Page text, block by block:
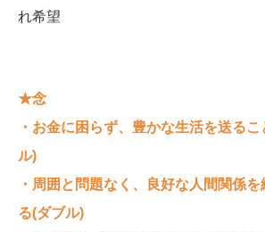
れ希望
★念
・お金に困らず、豊かな生活を送る
ル)
・周囲と問題なく、良好な人間関係
る(ダブル)